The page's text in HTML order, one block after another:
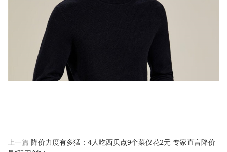
上一篇 降价力度有多猛：4人吃西贝点9个菜仅花2元 专家直言降价